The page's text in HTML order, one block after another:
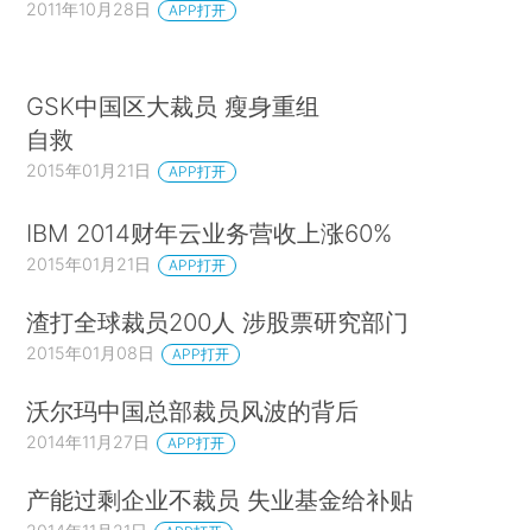
2011年10月28日 APP打开
GSK中国区大裁员 瘦身重组
自救
2015年01月21日 APP打开
IBM 2014财年云业务营收上涨60%
2015年01月21日 APP打开
渣打全球裁员200人 涉股票研究部门
2015年01月08日 APP打开
沃尔玛中国总部裁员风波的背后
2014年11月27日 APP打开
产能过剩企业不裁员 失业基金给补贴